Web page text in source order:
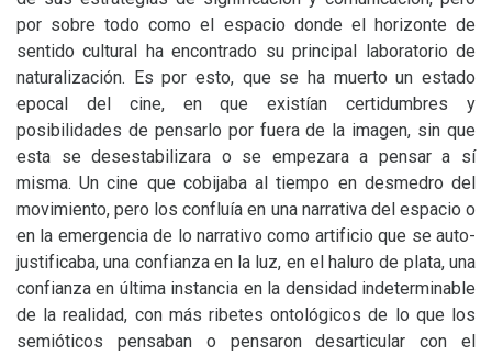
por sobre todo como el espacio donde el horizonte de
sentido cultural ha encontrado su principal laboratorio de
naturalización. Es por esto, que se ha muerto un estado
epocal del cine, en que existían certidumbres y
posibilidades de pensarlo por fuera de la imagen, sin que
esta se desestabilizara o se empezara a pensar a sí
misma. Un cine que cobijaba al tiempo en desmedro del
movimiento, pero los confluía en una narrativa del espacio o
en la emergencia de lo narrativo como artificio que se auto-
justificaba, una confianza en la luz, en el haluro de plata, una
confianza en última instancia en la densidad indeterminable
de la realidad, con más ribetes ontológicos de lo que los
semióticos pensaban o pensaron desarticular con el